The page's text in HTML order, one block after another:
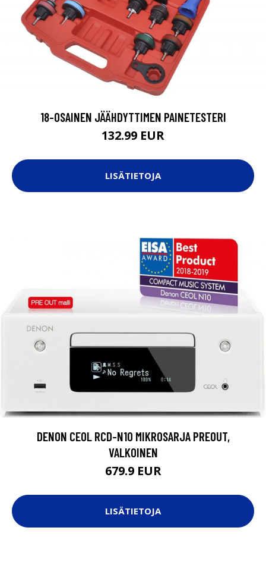
18-OSAINEN JÄÄHDYTTIMEN PAINETESTERI
132.99 EUR
LISÄTIETOJA
DENON CEOL RCD-N10 MIKROSARJA PREOUT,
VALKOINEN
679.9 EUR
LISÄTIETOJA